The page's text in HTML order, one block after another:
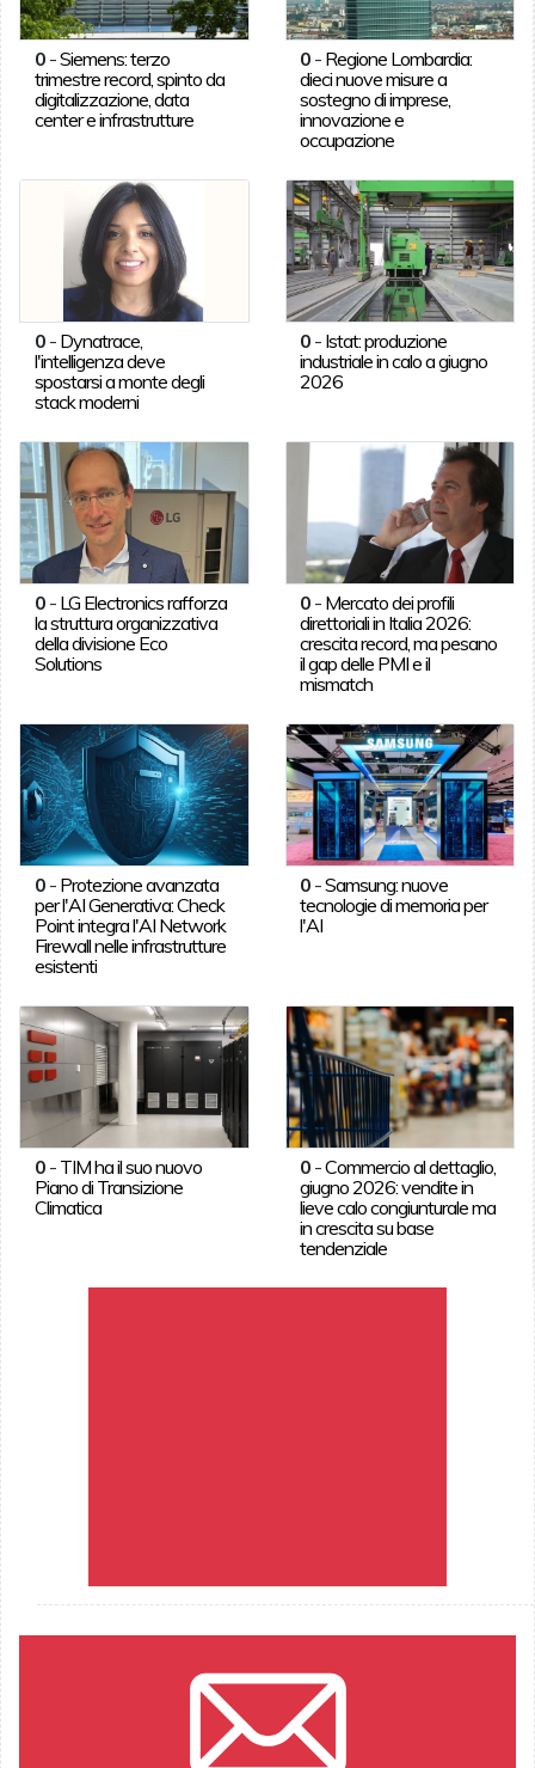
0-Siemens: terzo
trimestre record, spinto da
digitalizzazione, data
center e infrastrutture
0 - Regione Lombardia:
dieci nuove misure a
sostegno di imprese,
innovazione e
occupazione
0- Dynatrace,
l'intelligenza deve
spostarsi a monte degli
stack moderni
0 - Istat: produzione
industriale in calo a giugno
2026
0- LG Electronics rafforza
la struttura organizzativa
della divisione Eco
Solutions
0 - Mercato dei profili
direttoriali in Italia 2026:
crescita record, ma pesano
il gap delle PMI e il
mismatch
0- Protezione avanzata
per l'AI Generativa: Check
Point integra l'AI Network
Firewall nelle infrastrutture
esistenti
0 -Samsung: nuove
tecnologie di memoria per
l'AI
0- TIM ha il suo nuovo
Piano di Transizione
Climatica
0 -Commercio al dettaglio,
giugno 2026: vendite in
lieve calo congiunturale ma
in crescita su base
tendenziale